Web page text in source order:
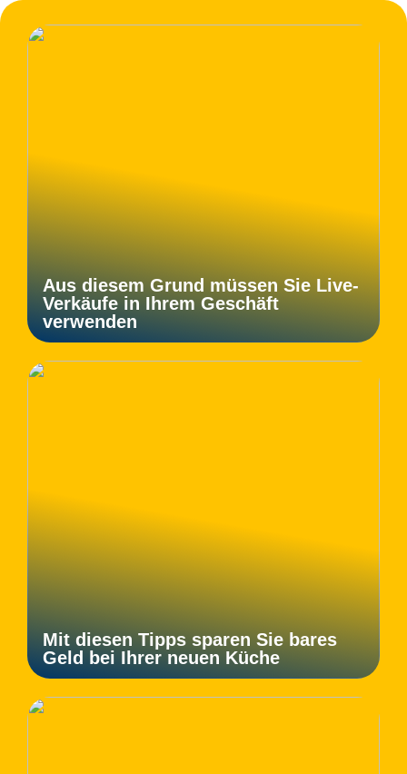
Aus diesem Grund müssen Sie Live-
Verkäufe in Ihrem Geschäft
verwenden
Mit diesen Tipps sparen Sie bares
Geld bei Ihrer neuen Küche